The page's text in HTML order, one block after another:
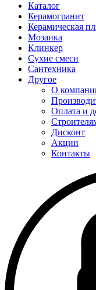
Каталог
Керамогранит
Керамическая
Мозаика
Клинкер
Сухие смеси
Сантехника
Другое
О
Оплата и
Дисконт
Акции
Контакты